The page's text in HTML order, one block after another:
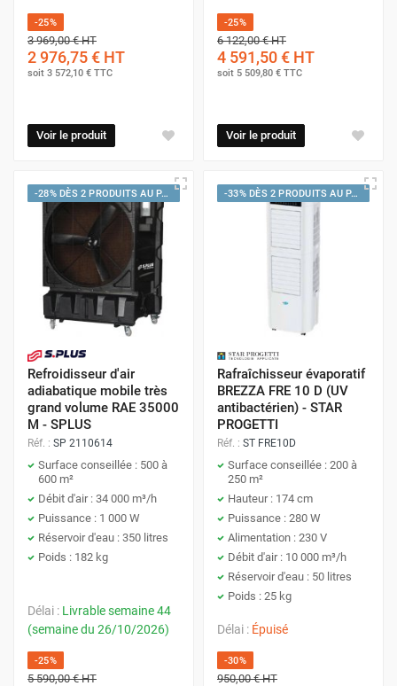
-25%
3 969,00 €HT
2 976,75 € HT
soit 3 572,10 € TTC
Voir le produit
-25%
6 122,00 €HT
4 591,50 € HT
soit 5 509,80 € TTC
Voir le produit
-28% DÈS 2 PRODUITS AU PANIER
Refroidisseur d'air
adiabatique mobile très
grand volume RAE 35000
M - SPLUS
Réf. : SP 2110614
Surface conseillée : 500 à
600 m²
Débit d'air : 34 000 m³/h
Puissance : 1 000 W
Réservoir d'eau : 350 litres
Poids : 182 kg
Délai : Livrable semaine 44
(semaine du 26/10/2026)
-25%
5 590,00 €HT
-33% DÈS 2 PRODUITS AU PANIER
Rafraîchisseur évaporatif
BREZZA FRE 10 D (UV
antibactérien) - STAR
PROGETTI
Réf. : ST FRE10D
Surface conseillée : 200 à
250 m²
Hauteur : 174 cm
Puissance : 280 W
Alimentation : 230 V
Débit d'air : 10 000 m³/h
Réservoir d'eau : 50 litres
Poids : 25 kg
Délai : Épuisé
-30%
950,00 €HT